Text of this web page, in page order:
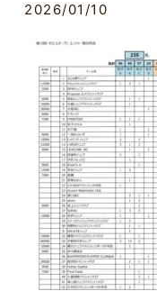
2026/01/10